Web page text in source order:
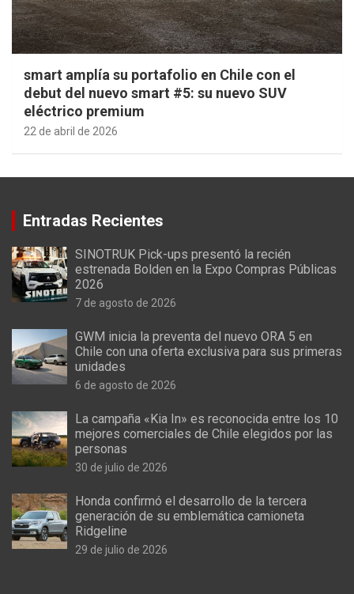
smart amplía su portafolio en Chile con el
debut del nuevo smart #5: su nuevo SUV
eléctrico premium
22 de abril de 2026
Entradas Recientes
SINOTRUK Pick-ups presentó la recién
estrenada Bolden en la Expo Compras Públicas
2026
7 de agosto de 2026
GWM inicia la preventa del nuevo ORA 5 en
Chile con una oferta exclusiva para sus primeras
unidades
6 de agosto de 2026
La campaña «Kia In» es reconocida entre los 10
mejores comerciales de Chile elegidos por las
personas
30 de julio de 2026
Honda confirmó el desarrollo de la tercera
generación de su emblemática camioneta
Ridgeline
29 de julio de 2026